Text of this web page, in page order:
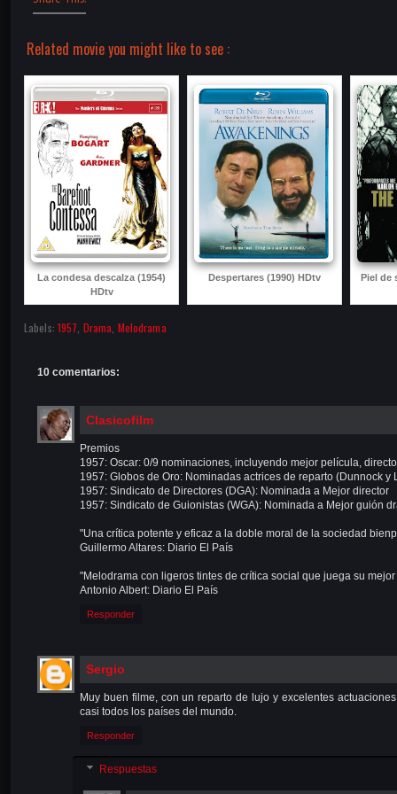
Related movie you might like to see :
La condesa descalza (1954)
HDtv
Despertares (1990) HDtv Piel de
Labels: 1957 Drama Melodrama
10 comentarios:
Clasicofilm
Premios
1957: Oscar: 0/9 nominaciones, incluyendo mejor película,
1957: Globos de Oro: Nominadas actrices de reparto (Dunnock y
1957: Sindicato de Directores (DGA): Nominada a Mejor director
1957: Sindicato de Guionistas (WGA): Nominada a Mejor guión
"Una crítica potente y eficaz a la doble moral de la sociedad
Guillermo Altares: Diario El País
"Melodrama con ligeros tintes de crítica social que juega su
Antonio Albert: Diario El País
Responder
Sergio
Muy buen filme, con un reparto de lujo y excelentes
casi todos los países del mundo.
Responder
Respuestas